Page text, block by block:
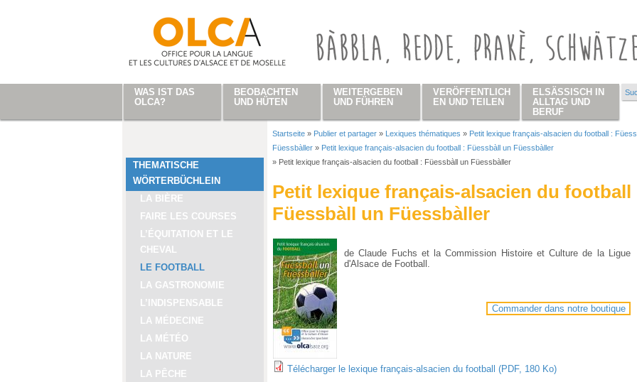
THEMATISCHE
WÖRTERBÜCHLEIN
LA BIÈRE
FAIRE LES COURSES
L’ÉQUITATION ET LE
CHEVAL
LE FOOTBALL
LA GASTRONOMIE
L’INDISPENSABLE
LA MÉDECINE
LA MÉTÉO
LA NATURE
LA PÊCHE
Sie sind hier
Startseite » Publier et partager » Lexiques thématiques » Petit lexique français-alsacien du football :
Füessbàller » Petit lexique français-alsacien du football : Füessbàll un Füessbàller
» Petit lexique français-alsacien du football : Füessbàll un Füessbàller
Petit lexique français-alsacien du football
Füessbàll un Füessbàller
de Claude Fuchs et la Commission Histoire et Culture de la Ligue
d'Alsace de Football.
Commander dans notre boutique
Télécharger le lexique français-alsacien du football (PDF, 180 Ko)
WAS IST DAS
OLCA?
BEOBACHTEN
UND HÜTEN
WEITERGEBEN
UND FÜHREN
VERÖFFENTLICH
EN UND TEILEN
ELSÄSSISCH IN
ALLTAG UND
BERUF